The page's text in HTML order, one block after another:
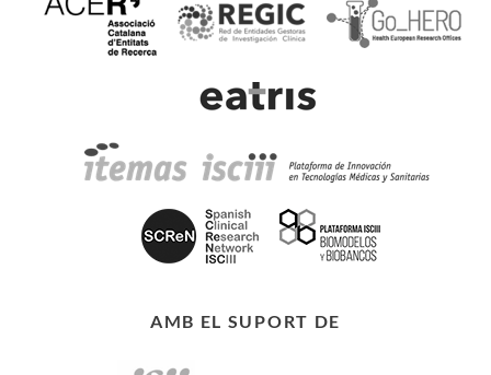
AMB EL SUPORT DE